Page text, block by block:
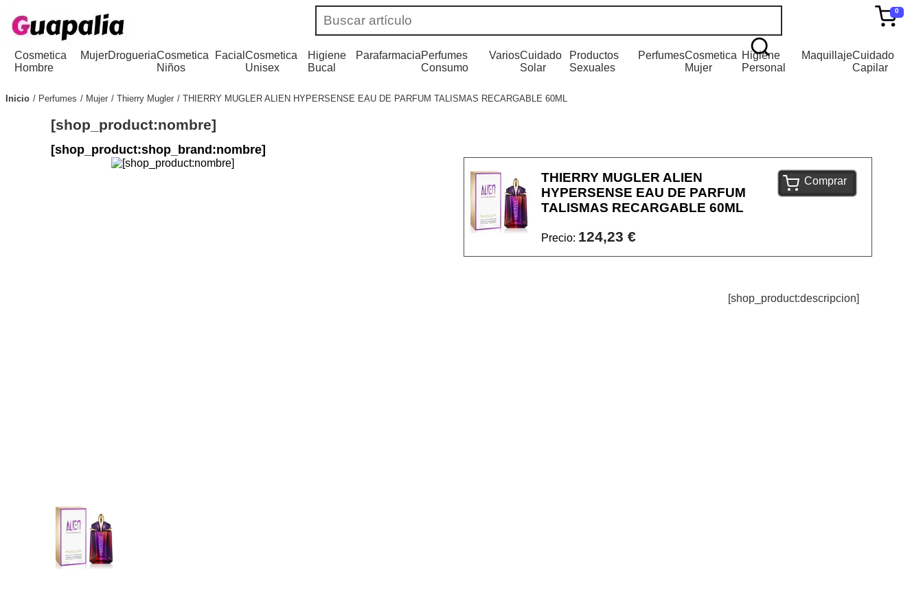
0
Cosmetica
Hombre
MujerDrogueriaCosmetica
Niños
FacialCosmetica
Unisex
Higiene
Bucal
ParafarmaciaPerfumes
Consumo
VariosCuidado
Solar
Productos
Sexuales
PerfumesCosmetica
Mujer
Higiene
Personal
MaquillajeCuidado
Capilar
Inicio Perfumes Mujer Thierry Mugler THIERRY MUGLER ALIEN HYPERSENSE EAU DE PARFUM TALISMAS RECARGABLE 60ML
[shop_product:nombre]
[shop_product:shop_brand:nombre]
THIERRY MUGLER ALIEN
HYPERSENSE EAU DE PARFUM
TALISMAS RECARGABLE 60ML
Precio: 124,23 €
Comprar
[shop_product:descripcion]